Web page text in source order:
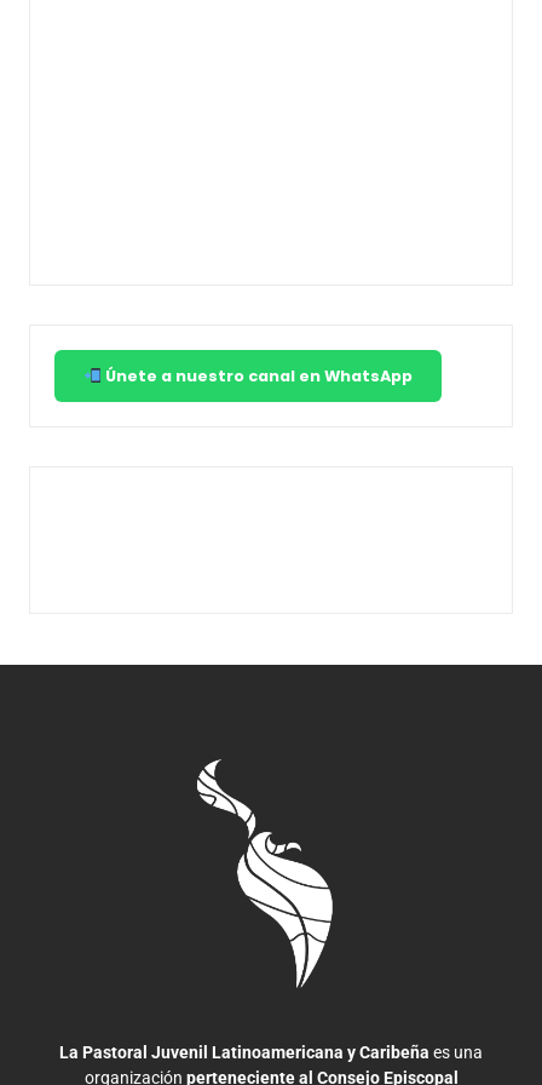
Únete a nuestro canal en WhatsApp
La Pastoral Juvenil Latinoamericana y Caribeña es una
organización perteneciente al Consejo Episcopal